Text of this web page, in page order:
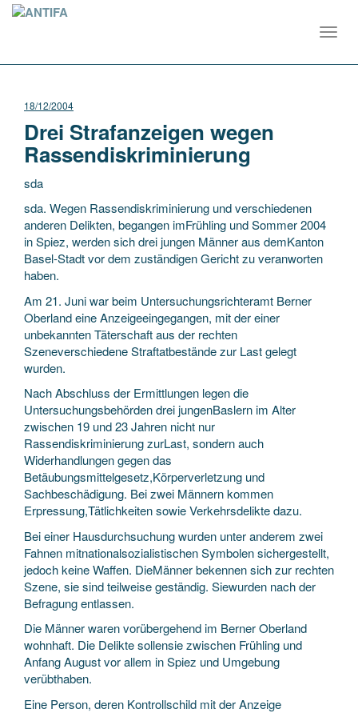
18/12/2004
Drei Strafanzeigen wegen
Rassendiskriminierung
sda
sda. Wegen Rassendiskriminierung und verschiedenen
anderen Delikten, begangen imFrühling und Sommer 2004
in Spiez, werden sich drei jungen Männer aus demKanton
Basel-Stadt vor dem zuständigen Gericht zu veranworten
haben.
Am 21. Juni war beim Untersuchungsrichteramt Berner
Oberland eine Anzeigeeingegangen, mit der einer
unbekannten Täterschaft aus der rechten
Szeneverschiedene Straftatbestände zur Last gelegt
wurden.
Nach Abschluss der Ermittlungen legen die
Untersuchungsbehörden drei jungenBaslern im Alter
zwischen 19 und 23 Jahren nicht nur
Rassendiskriminierung zurLast, sondern auch
Widerhandlungen gegen das
Betäubungsmittelgesetz,Körperverletzung und
Sachbeschädigung. Bei zwei Männern kommen
Erpressung,Tätlichkeiten sowie Verkehrsdelikte dazu.
Bei einer Hausdurchsuchung wurden unter anderem zwei
Fahnen mitnationalsozialistischen Symbolen sichergestellt,
jedoch keine Waffen. DieMänner bekennen sich zur rechten
Szene, sie sind teilweise geständig. Siewurden nach der
Befragung entlassen.
Die Männer waren vorübergehend im Berner Oberland
wohnhaft. Die Delikte sollensie zwischen Frühling und
Anfang August vor allem in Spiez und Umgebung
verübthaben.
Eine Person, deren Kontrollschild mit der Anzeige